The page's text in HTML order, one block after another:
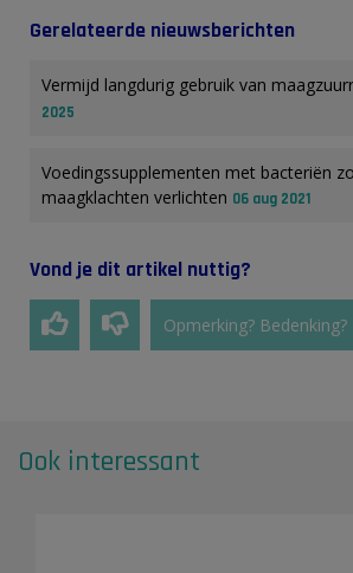
Gerelateerde nieuwsberichten
Vermijd langdurig gebruik van
2025
Voedingssupplementen met bacteriën
maagklachten verlichten 06 aug 2021
Vond je dit artikel nuttig?
Opmerking? Bedenking?
Ook interessant